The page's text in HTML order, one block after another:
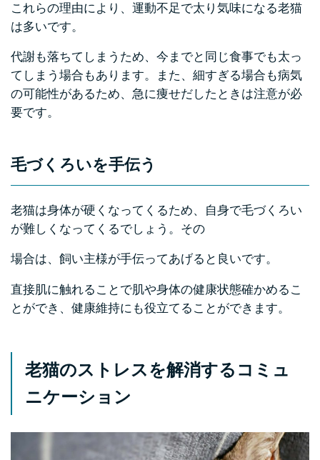
これらの理由により、運動不足で太り気味になる老猫
は多いです。
代謝も落ちてしまうため、今までと同じ食事でも太っ
てしまう場合もあります。また、細すぎる場合も病気
の可能性があるため、急に痩せだしたときは注意が必
要です。
毛づくろいを手伝う
老猫は身体が硬くなってくるため、自身で毛づくろい
が難しくなってくるでしょう。その
場合は、飼い主様が手伝ってあげると良いです。
直接肌に触れることで肌や身体の健康状態確かめるこ
とができ、健康維持にも役立てることができます。
老猫のストレスを解消するコミュ
ニケーション